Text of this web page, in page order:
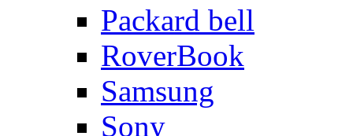
Packard bell
RoverBook
Samsung
Sony